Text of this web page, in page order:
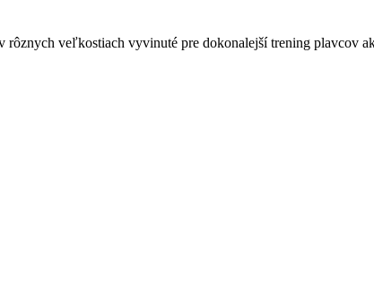
veľkostiach vyvinuté pre dokonalejší trening plavcov